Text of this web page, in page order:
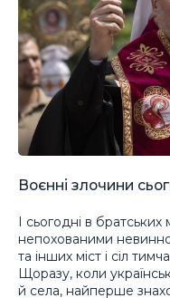
Воєнні злочини
І сьогодні в
непохованими
та інших міст і сіл
Щоразу, коли
й села, найперше